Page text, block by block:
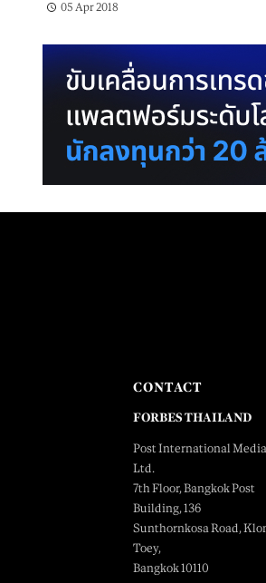
05 Apr 2018
CONTACT
FORBES THAILAND
Post International Media
Ltd.
7th Floor, Bangkok Post
Building, 136
Sunthornkosa Road,
Toey,
Bangkok 10110